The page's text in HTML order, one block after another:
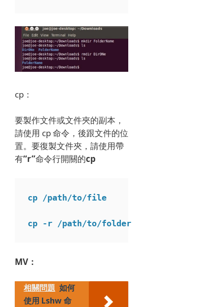
cp：
要製作文件或文件夾的副本，
請使用 cp 命令，後跟文件的位
置。 要復製文件夾，請使用帶
有“r”命令行開關的cp
cp /path/to/file
MV：
相關問題 如何
使用 Lshw 命